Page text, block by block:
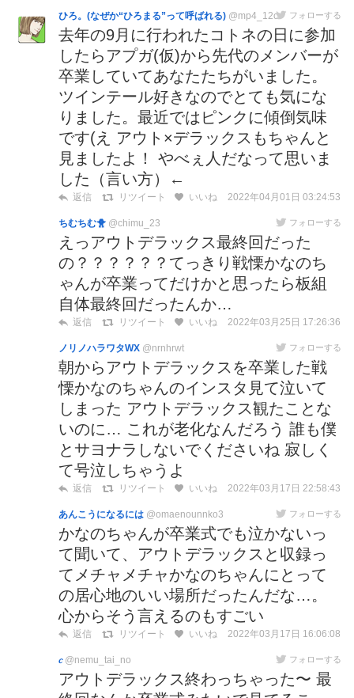
ひろ。(なぜか“ひろまる”って呼ばれる) @mp4_12c フォローする
去年の9月に行われたコトネの日に参加
したらアプガ(仮)から先代のメンバーが
卒業していてあなたたちがいました。
ツインテール好きなのでとても気にな
りました。最近ではピンクに傾倒気味
です(え アウト×デラックスもちゃんと
見ましたよ！ やべぇ人だなって思いま
した（言い方）←
返信 リツイート いいね 2022年04月01日 03:24:53
ちむちむ🐥 @chimu_23 フォローする
えっアウトデラックス最終回だった
の？？？？？？てっきり戦慄かなのち
ゃんが卒業ってだけかと思ったら板組
自体最終回だったんか…
返信 リツイート いいね 2022年03月25日 17:26:36
ノリノハラワタWX @nrnhrwt フォローする
朝からアウトデラックスを卒業した戦
慄かなのちゃんのインスタ見て泣いて
しまった アウトデラックス観たことな
いのに… これが老化なんだろう 誰も僕
とサヨナラしないでくださいね 寂しく
て号泣しちゃうよ
返信 リツイート いいね 2022年03月17日 22:58:43
あんこうになるには @omaenounnko3 フォローする
かなのちゃんが卒業式でも泣かないっ
て聞いて、アウトデラックスと収録っ
てメチャメチャかなのちゃんにとって
の居心地のいい場所だったんだな…。
心からそう言えるのもすごい
返信 リツイート いいね 2022年03月17日 16:06:08
𝑐 @nemu_tai_no フォローする
アウトデラックス終わっちゃった〜 最